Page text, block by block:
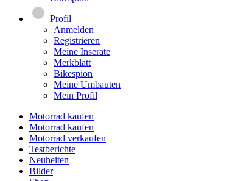
Profil
Anmelden
Registrieren
Meine Inserate
Merkblatt
Bikespion
Meine Umbauten
Mein Profil
Motorrad kaufen
Motorrad kaufen
Motorrad verkaufen
Testberichte
Neuheiten
Bilder